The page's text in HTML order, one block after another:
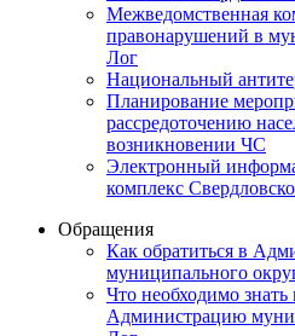
Межведомственная
правонарушений в
Лог
Национальный
Планирование
рассредоточению
возникновении ЧС
Электронный
комплекс
Обращения
Как обратиться в
муниципального
Что необходимо
Администрацию